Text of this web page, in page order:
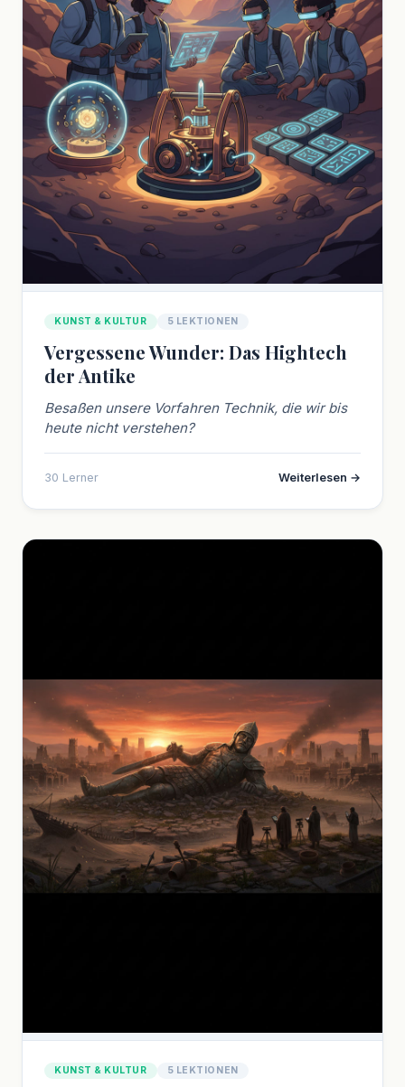
KUNST & KULTUR 5 LEKTIONEN
Vergessene Wunder: Das Hightech
der Antike
Besaßen unsere Vorfahren Technik, die wir bis
heute nicht verstehen?
30 Lerner Weiterlesen →
KUNST & KULTUR 5 LEKTIONEN